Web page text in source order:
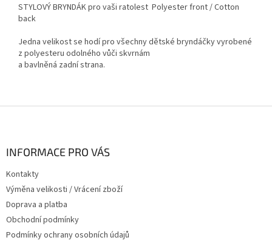
STYLOVÝ BRYNDÁK pro vaši ratolest Polyester front / Cotton
back
Jedna velikost se hodí pro všechny dětské bryndáčky vyrobené
z polyesteru odolného vůči skvrnám
a bavlněná zadní strana.
INFORMACE PRO VÁS
Kontakty
Výměna velikosti / Vrácení zboží
Doprava a platba
Obchodní podmínky
Podmínky ochrany osobních údajů